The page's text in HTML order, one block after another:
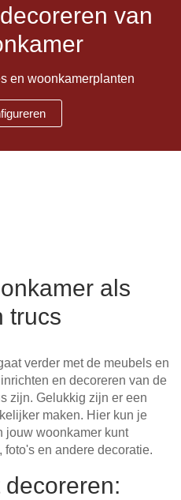
van
en woonkamerplanten
als
trucs
verder met de meubels en
en decoreren van de
zijn. Gelukkig zijn er een
maken. Hier kun je
jouw woonkamer kunt
en andere decoratie.